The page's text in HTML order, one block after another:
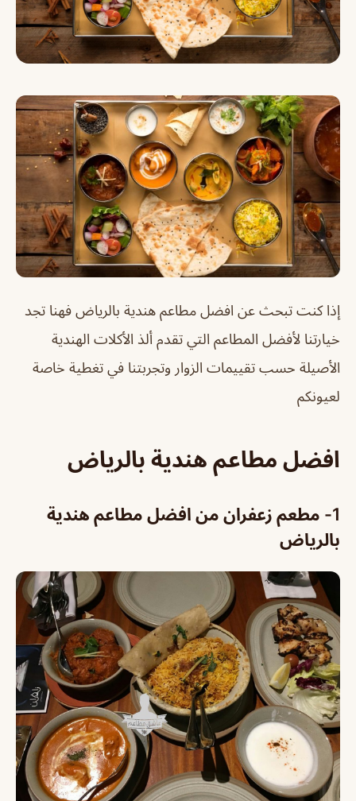
إذا كنت تبحث عن افضل مطاعم هندية بالرياض فهنا تجد
خيارتنا لأفضل المطاعم التي تقدم ألذ الأكلات الهندية
الأصيلة حسب تقييمات الزوار وتجربتنا في تغطية خاصة
لعيونكم
افضل مطاعم هندية بالرياض
1- مطعم زعفران من افضل مطاعم هندية
بالرياض